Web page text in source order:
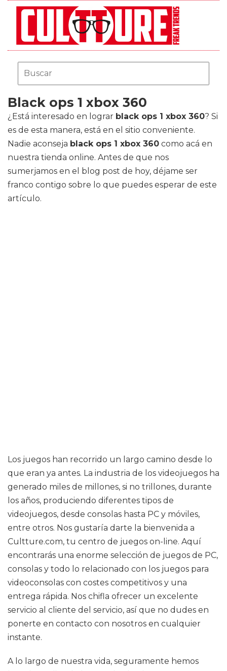
Black ops 1 xbox 360
¿Está interesado en lograr black ops 1 xbox 360? Si
es de esta manera, está en el sitio conveniente.
Nadie aconseja black ops 1 xbox 360 como acá en
nuestra tienda online. Antes de que nos
sumerjamos en el blog post de hoy, déjame ser
franco contigo sobre lo que puedes esperar de este
artículo.
Los juegos han recorrido un largo camino desde lo
que eran ya antes. La industria de los videojuegos ha
generado miles de millones, si no trillones, durante
los años, produciendo diferentes tipos de
videojuegos, desde consolas hasta PC y móviles,
entre otros. Nos gustaría darte la bienvenida a
Cultture.com, tu centro de juegos on-line. Aquí
encontrarás una enorme selección de juegos de PC,
consolas y todo lo relacionado con los juegos para
videoconsolas con costes competitivos y una
entrega rápida. Nos chifla ofrecer un excelente
servicio al cliente del servicio, así que no dudes en
ponerte en contacto con nosotros en cualquier
instante.
A lo largo de nuestra vida, seguramente hemos